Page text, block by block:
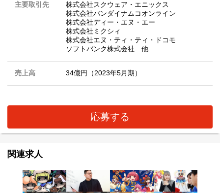
主要取引先
株式会社スクウェア・エニックス
株式会社バンダイナムコオンライン
株式会社ディー・エヌ・エー
株式会社ミクシィ
株式会社エヌ・ティ・ティ・ドコモ
ソフトバンク株式会社 他
売上高 34億円（2023年5月期）
応募する
関連求人